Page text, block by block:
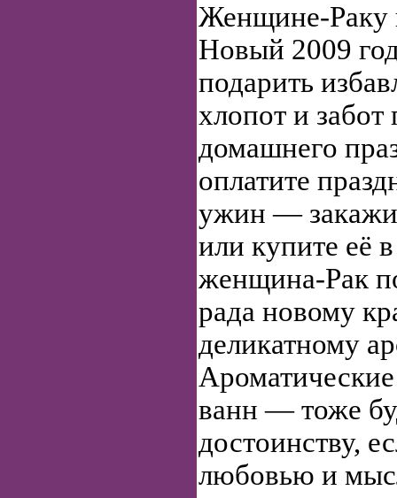
Женщине-Раку
Новый 2009
подарить
хлопот и забот
домашнего
оплатите
ужин —
или купите её
женщина-Рак
рада новому
деликатному
ванн — тоже
достоинству,
любовью и